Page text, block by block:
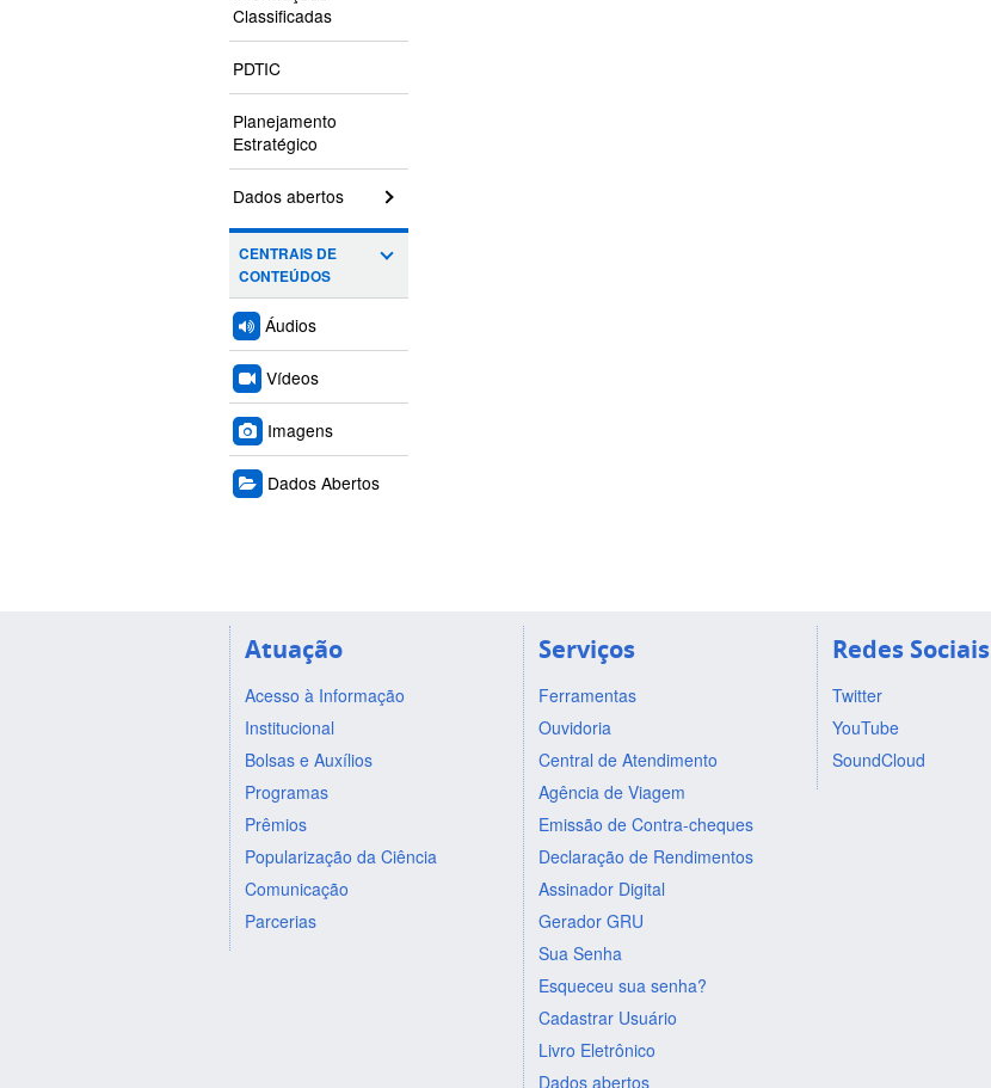
Classificadas
PDTIC
Planejamento
Estratégico
Dados abertos
CENTRAIS DE
CONTEÚDOS
Áudios
Vídeos
Imagens
Dados Abertos
Atuação
Acesso à Informação
Institucional
Bolsas e Auxílios
Programas
Prêmios
Popularização da Ciência
Comunicação
Parcerias
Serviços
Ferramentas
Ouvidoria
Central de Atendimento
Agência de Viagem
Emissão de Contra-cheques
Declaração de Rendimentos
Assinador Digital
Gerador GRU
Sua Senha
Esqueceu sua senha?
Cadastrar Usuário
Livro Eletrônico
Dados abertos
Redes Sociais
Twitter
YouTube
SoundCloud